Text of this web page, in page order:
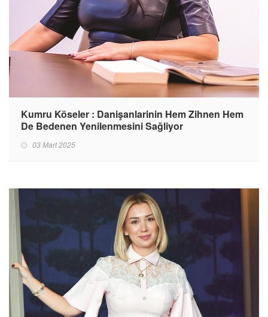
Kumru Köseler : Danişanlarinin Hem Zihnen Hem
De Bedenen Yenilenmesini Sağliyor
03 Mart 2025